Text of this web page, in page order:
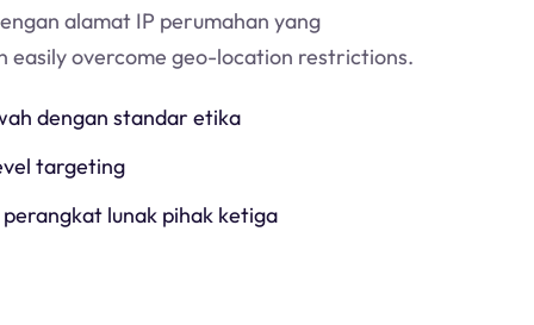
alamat IP perumahan yang
easily overcome geo-location restrictions.
dengan standar etika
targeting
lunak pihak ketiga